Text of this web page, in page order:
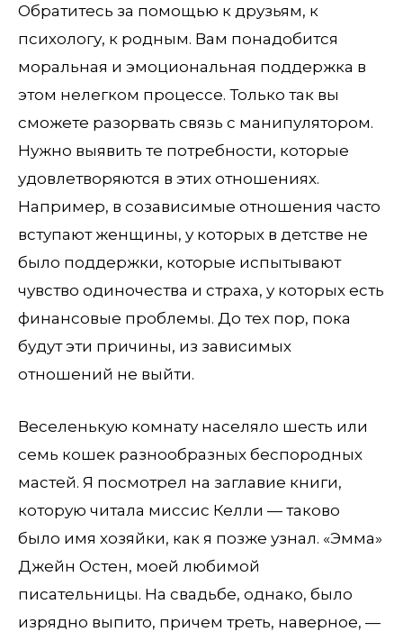
Обратитесь за помощью к друзьям, к
психологу, к родным. Вам понадобится
моральная и эмоциональная поддержка в
этом нелегком процессе. Только так вы
сможете разорвать связь с манипулятором.
Нужно выявить те потребности, которые
удовлетворяются в этих отношениях.
Например, в созависимые отношения часто
вступают женщины, у которых в детстве не
было поддержки, которые испытывают
чувство одиночества и страха, у которых есть
финансовые проблемы. До тех пор, пока
будут эти причины, из зависимых
отношений не выйти.
Веселенькую комнату населяло шесть или
семь кошек разнообразных беспородных
мастей. Я посмотрел на заглавие книги,
которую читала миссис Келли — таково
было имя хозяйки, как я позже узнал. «Эмма»
Джейн Остен, моей любимой
писательницы. На свадьбе, однако, было
изрядно выпито, причем треть, наверное, —